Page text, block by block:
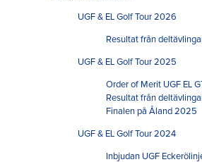
UGF & EL Golf Tour 2026
Resultat från
UGF & EL Golf Tour 2025
Order of Merit UGF EL
Resultat från
Finalen på Åland 2025
UGF & EL Golf Tour 2024
Inbjudan UGF